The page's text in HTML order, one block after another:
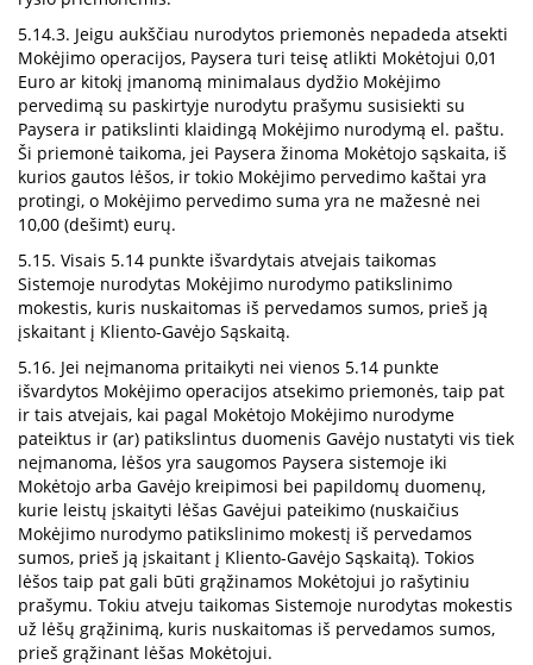
5.14.3. Jeigu aukščiau nurodytos priemonės nepadeda atsekti
Mokėjimo operacijos, Paysera turi teisę atlikti Mokėtojui 0,01
Euro ar kitokį įmanomą minimalaus dydžio Mokėjimo
pervedimą su paskirtyje nurodytu prašymu susisiekti su
Paysera ir patikslinti klaidingą Mokėjimo nurodymą el. paštu.
Ši priemonė taikoma, jei Paysera žinoma Mokėtojo sąskaita, iš
kurios gautos lėšos, ir tokio Mokėjimo pervedimo kaštai yra
protingi, o Mokėjimo pervedimo suma yra ne mažesnė nei
10,00 (dešimt) eurų.
5.15. Visais 5.14 punkte išvardytais atvejais taikomas
Sistemoje nurodytas Mokėjimo nurodymo patikslinimo
mokestis, kuris nuskaitomas iš pervedamos sumos, prieš ją
įskaitant į Kliento-Gavėjo Sąskaitą.
5.16. Jei neįmanoma pritaikyti nei vienos 5.14 punkte
išvardytos Mokėjimo operacijos atsekimo priemonės, taip pat
ir tais atvejais, kai pagal Mokėtojo Mokėjimo nurodyme
pateiktus ir (ar) patikslintus duomenis Gavėjo nustatyti vis tiek
neįmanoma, lėšos yra saugomos Paysera sistemoje iki
Mokėtojo arba Gavėjo kreipimosi bei papildomų duomenų,
kurie leistų įskaityti lėšas Gavėjui pateikimo (nuskaičius
Mokėjimo nurodymo patikslinimo mokestį iš pervedamos
sumos, prieš ją įskaitant į Kliento-Gavėjo Sąskaitą). Tokios
lėšos taip pat gali būti grąžinamos Mokėtojui jo rašytiniu
prašymu. Tokiu atveju taikomas Sistemoje nurodytas mokestis
už lėšų grąžinimą, kuris nuskaitomas iš pervedamos sumos,
prieš grąžinant lėšas Mokėtojui.